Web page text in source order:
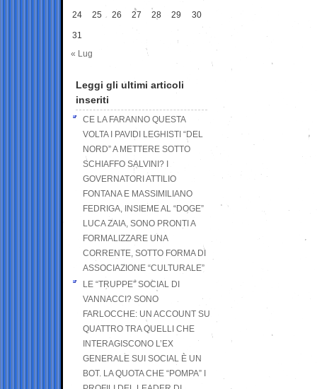
24 25 26 27 28 29 30
31
« Lug
Leggi gli ultimi articoli
inseriti
CE LA FARANNO QUESTA
VOLTA I PAVIDI LEGHISTI “DEL
NORD” A METTERE SOTTO
SCHIAFFO SALVINI? I
GOVERNATORI ATTILIO
FONTANA E MASSIMILIANO
FEDRIGA, INSIEME AL “DOGE”
LUCA ZAIA, SONO PRONTI A
FORMALIZZARE UNA
CORRENTE, SOTTO FORMA DI
ASSOCIAZIONE “CULTURALE”
LE “TRUPPE” SOCIAL DI
VANNACCI? SONO
FARLOCCHE: UN ACCOUNT SU
QUATTRO TRA QUELLI CHE
INTERAGISCONO L’EX
GENERALE SUI SOCIAL È UN
BOT. LA QUOTA CHE “POMPA” I